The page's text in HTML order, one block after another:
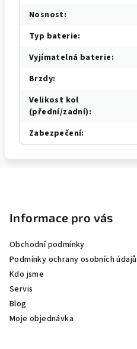
Nosnost:
Typ baterie:
Vyjímatelná baterie:
Brzdy:
Velikost kol
(přední/zadní):
Zabezpečení:
Informace pro vás
Obchodní podmínky
Podmínky ochrany osobních údajů
Kdo jsme
Servis
Blog
Moje objednávka